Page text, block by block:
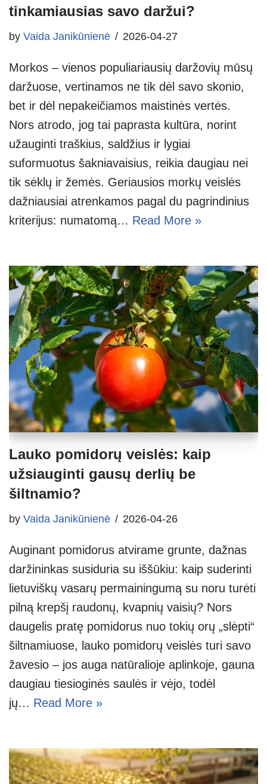
tinkamiausias savo daržui?
by Vaida Janikūnienė 2026-04-27
Morkos – vienos populiariausių daržovių mūsų
daržuose, vertinamos ne tik dėl savo skonio,
bet ir dėl nepakeičiamos maistinės vertės.
Nors atrodo, jog tai paprasta kultūra, norint
užauginti traškius, saldžius ir lygiai
suformuotus šakniavaisius, reikia daugiau nei
tik sėklų ir žemės. Geriausios morkų veislės
dažniausiai atrenkamos pagal du pagrindinius
kriterijus: numatomą… Read More »
Lauko pomidorų veislės: kaip
užsiauginti gausų derlių be
šiltnamio?
by Vaida Janikūnienė 2026-04-26
Auginant pomidorus atvirame grunte, dažnas
daržininkas susiduria su iššūkiu: kaip suderinti
lietuviškų vasarų permainingumą su noru turėti
pilną krepšį raudonų, kvapnių vaisių? Nors
daugelis pratę pomidorus nuo tokių orų „slėpti“
šiltnamiuose, lauko pomidorų veislės turi savo
žavesio – jos auga natūralioje aplinkoje, gauna
daugiau tiesioginės saulės ir vėjo, todėl
jų… Read More »